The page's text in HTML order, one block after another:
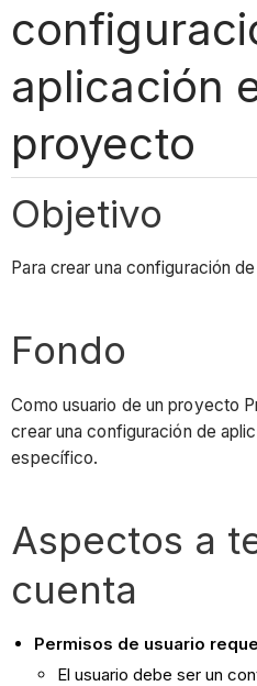
aplicación
proyecto
Objetivo
Para crear una configuración
Fondo
Como usuario de un proyecto
crear una configuración de
específico.
Aspectos a
cuenta
Permisos de usuario
El usuario debe ser un